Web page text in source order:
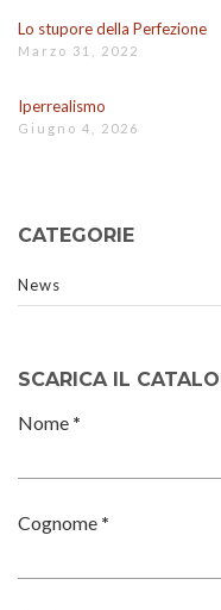
Lo stupore della Perfezione
Marzo 31, 2022
Iperrealismo
Giugno 4, 2026
CATEGORIE
News
SCARICA IL
Nome *
Cognome *